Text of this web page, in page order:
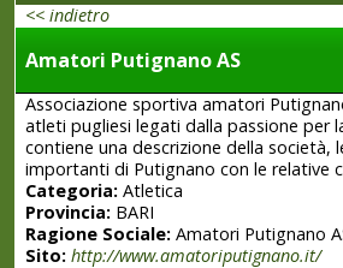
<< indietro
Amatori Putignano AS
Associazione sportiva amatori
atleti pugliesi legati dalla passione per
contiene una descrizione della società,
importanti di Putignano con le relative
Categoria:Atletica
Provincia:BARI
Ragione Sociale:Amatori Putignano
Sito: http://www.amatoriputignano.it/